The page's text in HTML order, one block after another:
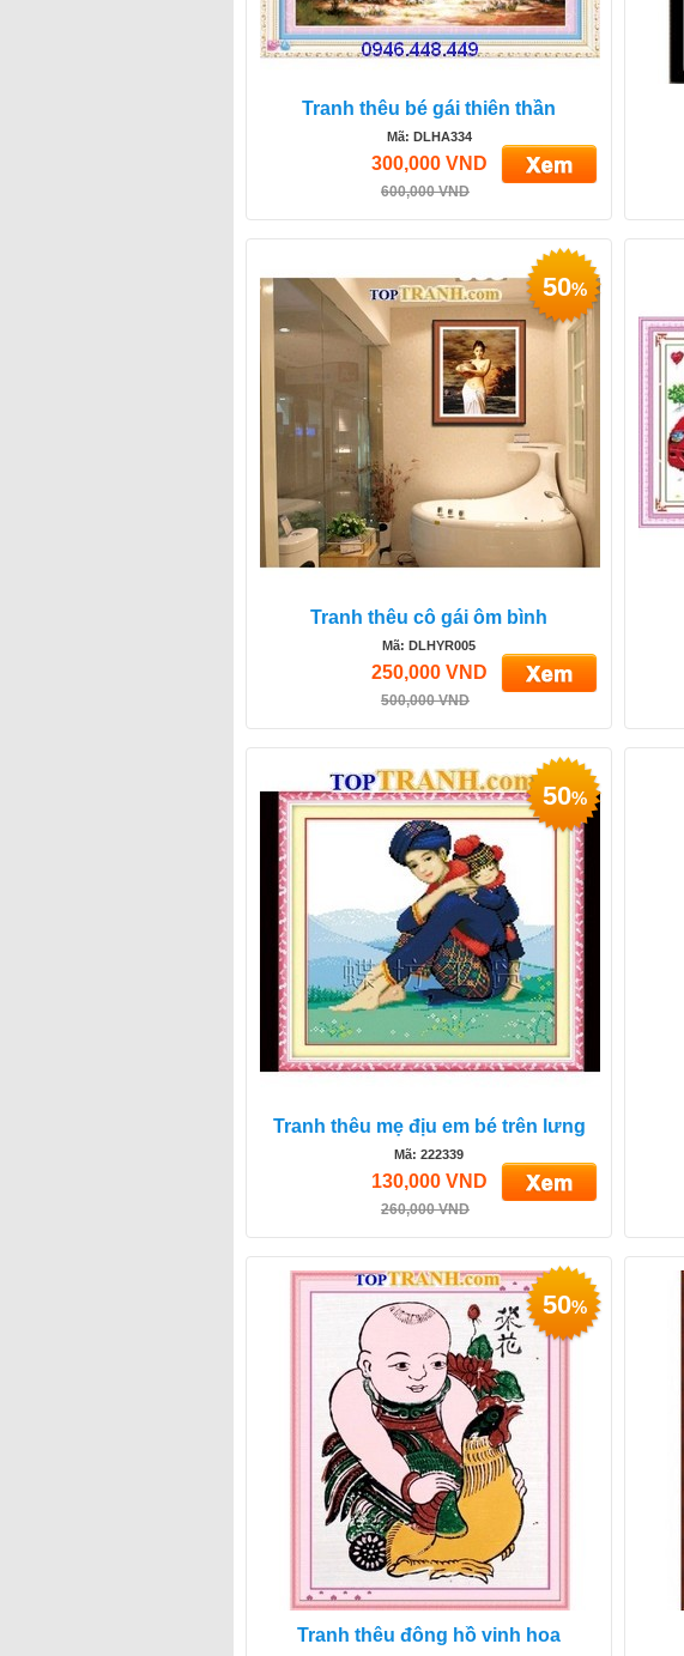
Tranh thêu bé gái thiên thần
Mã: DLHA334
300,000 VND
600,000 VND
Tranh thêu cô gái ôm bình
Mã: DLHYR005
250,000 VND
500,000 VND
50%
Tranh thêu mẹ địu em bé trên lưng
Mã: 222339
130,000 VND
260,000 VND
50%
Tranh thêu đông hồ vinh hoa
50%